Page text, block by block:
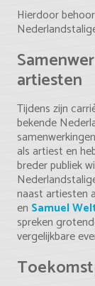
Hierdoor
artiesten
Tijdens zijn
bekende
als artiest en
breder publiek
naast artiesten
en Samuel
spreken
vergelijkbare